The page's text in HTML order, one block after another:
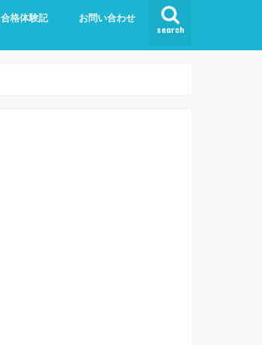
search
合格体験記 お問い合わせ